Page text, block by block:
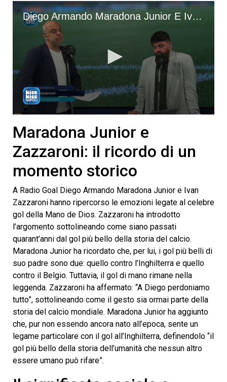
Diego Armando Maradona Junior E Ivan Zazzaroni A Radio Goal Per L’anniversario Dei 40 Anni Della Mano De Dios
seconds
of
minutes,
44
seconds
Maradona Junior e
Zazzaroni: il ricordo di un
momento storico
A Radio Goal Diego Armando Maradona Junior e Ivan
Zazzaroni hanno ripercorso le emozioni legate al celebre
gol della Mano de Dios. Zazzaroni ha introdotto
l’argomento sottolineando come siano passati
quarant’anni dal gol più bello della storia del calcio.
Maradona Junior ha ricordato che, per lui, i gol più belli di
suo padre sono due: quello contro l’Inghilterra e quello
contro il Belgio. Tuttavia, il gol di mano rimane nella
leggenda. Zazzaroni ha affermato: “A Diego perdoniamo
tutto”, sottolineando come il gesto sia ormai parte della
storia del calcio mondiale. Maradona Junior ha aggiunto
che, pur non essendo ancora nato all’epoca, sente un
legame particolare con il gol all’Inghilterra, definendolo “il
gol più bello della storia dell’umanità che nessun altro
essere umano può rifare”.